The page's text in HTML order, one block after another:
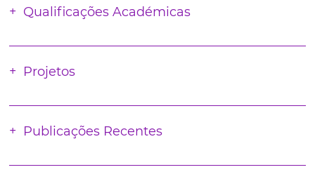
Qualificações Académicas
Projetos
Publicações Recentes